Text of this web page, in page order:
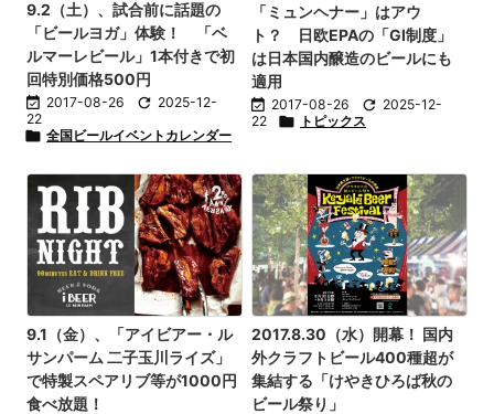
9.2（土）、試合前に話題の
「ビールヨガ」体験！ 「ベ
ルマーレビール」1本付きで初
回特別価格500円
 2017-08-26  2025-12-
22
 全国ビールイベントカレンダー
「ミュンヘナー」はアウ
ト？ 日欧EPAの「GI制度」
は日本国内醸造のビールにも
適用
 2017-08-26  2025-12-
22
 トピックス
9.1（金）、「アイビアー・ル
サンパーム 二子玉川ライズ」
で特製スペアリブ等が1000円
食べ放題！
2017.8.30（水）開幕！ 国内
外クラフトビール400種超が
集結する「けやきひろば秋の
ビール祭り」